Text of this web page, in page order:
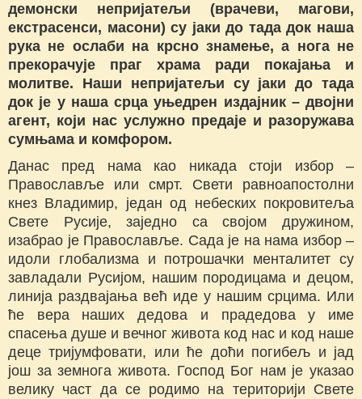
демонски непријатељи (врачеви, магови,
екстрасенси, масони) су јаки до тада док наша
рука не ослаби на крсно знамење, а нога не
прекорачује праг храма ради покајања и
молитве. Наши непријатељи су јаки до тада
док је у наша срца уњедрен издајник – двојни
агент, који нас услужно предаје и разоружава
сумњама и комфором.
Данас пред нама као никада стоји избор –
Православље или смрт. Свети равноапостолни
кнез Владимир, један од небеских покровитеља
Свете Русије, заједно са својом дружином,
изабрао је Православље. Сада је на нама избор –
идоли глобализма и потрошачки менталитет су
завладали Русијом, нашим породицама и децом,
линија раздвајања већ иде у нашим срцима. Или
ће вера наших дедова и прадедова у име
спасења душе и вечног живота код нас и код наше
деце тријумфовати, или ће доћи погибељ и јад
још за земнога живота. Господ Бог нам је указао
велику част да се родимо на територији Свете